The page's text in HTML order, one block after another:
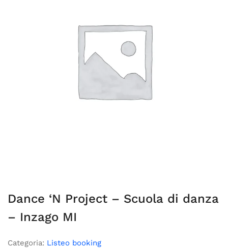
Dance ‘N Project – Scuola di danza
– Inzago MI
Categoria: Listeo booking